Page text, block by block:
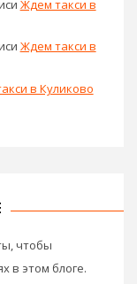
Ждем такси в
Ждем такси в
в Куликово
чтобы
в этом блоге.